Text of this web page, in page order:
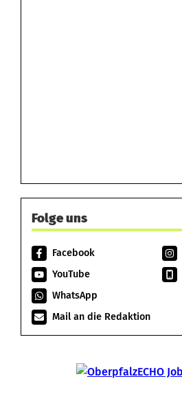
Folge uns
Facebook
YouTube
WhatsApp
Mail an die Redaktion